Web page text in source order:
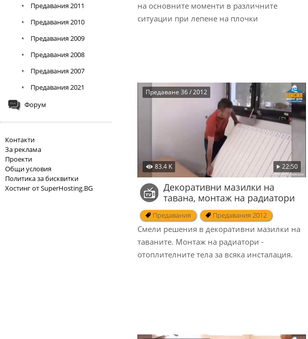
Предавания 2011
Предавания 2010
Предавания 2009
Предавания 2008
Предавания 2007
Предавания 2021
Форум
Контакти
За реклама
Проекти
Общи условия
Политика за бисквитки
Хостинг от SuperHosting.BG
на основните моменти в различните
ситуации при лепене на плочки
83.4 K 22:50
Предаване 36 / 2012
Декоративни мазилки на
тавана, монтаж на радиатори
Предавания Предавания 2012
Смели решения в декоративни мазилки на
таваните. Монтаж на радиатори -
отоплителните тела за всяка инсталация.